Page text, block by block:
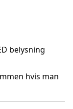
belysning
hvis man